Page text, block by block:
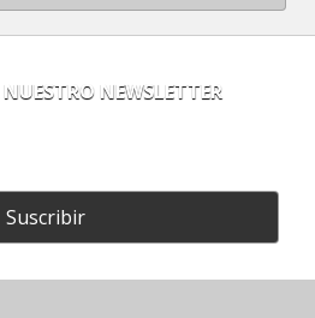
NEWSLETTER
Suscribir